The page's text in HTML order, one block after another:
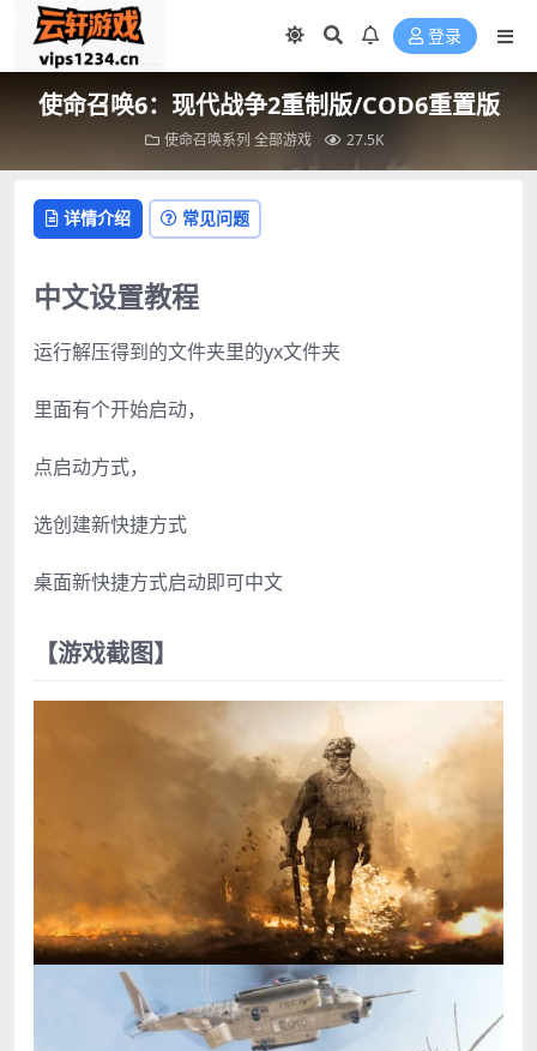
登录
使命召唤6：现代战争2重制版/COD6重置版
使命召唤系列 全部游戏 27.5K
详情介绍 常见问题
中文设置教程
运行解压得到的文件夹里的yx文件夹
里面有个开始启动，
点启动方式，
选创建新快捷方式
桌面新快捷方式启动即可中文
【游戏截图】